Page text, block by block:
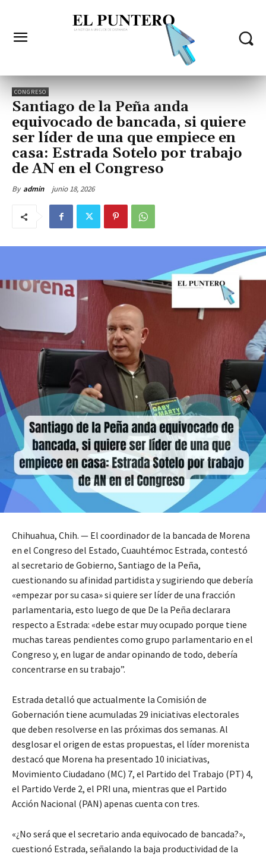
CONGRESO
Santiago de la Peña anda
equivocado de bancada, si quiere
ser líder de una que empiece en
casa: Estrada Sotelo por trabajo
de AN en el Congreso
By admin junio 18, 2026
Chihuahua, Chih. — El coordinador de la bancada de Morena
en el Congreso del Estado, Cuauhtémoc Estrada, contestó
al secretario de Gobierno, Santiago de la Peña,
cuestionando su afinidad partidista y sugiriendo que debería
«empezar por su casa» si quiere ser líder de una fracción
parlamentaria, esto luego de que De la Peña declarara
respecto a Estrada: «debe estar muy ocupado porque tiene
muchas tareas pendientes como grupo parlamentario en el
Congreso y, en lugar de andar opinando de todo, debería
concentrarse en su trabajo”.
Estrada detalló que actualmente la Comisión de
Gobernación tiene acumuladas 29 iniciativas electorales
que deben resolverse en las próximas dos semanas. Al
desglosar el origen de estas propuestas, el líder morenista
destacó que Morena ha presentado 10 iniciativas,
Movimiento Ciudadano (MC) 7, el Partido del Trabajo (PT) 4,
el Partido Verde 2, el PRI una, mientras que el Partido
Acción Nacional (PAN) apenas cuenta con tres.
«¿No será que el secretario anda equivocado de bancada?»,
cuestionó Estrada, señalando la baja productividad de la